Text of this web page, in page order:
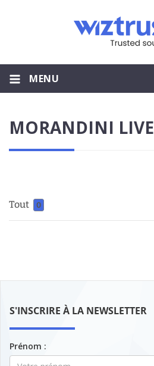
MENU
MORANDINI LIVE
Tout 0
S'INSCRIRE À LA NEWSLETTER
Prénom :